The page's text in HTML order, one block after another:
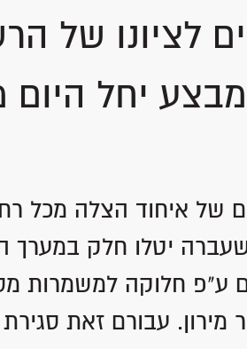
לציונו של
יחל
של איחוד הצלה מכל
יטלו חלק במערך
ע"פ חלוקה למשמרות
עבורם זאת